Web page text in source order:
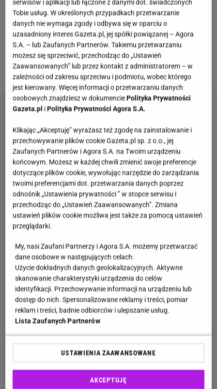
zobaczyć hotel, ulicę, plażę albo miasteczko, które
wcześniej oglądali w ulubionej produkcji. I trudno się
dziwić. Takie miejsca mają gotową atmosferę,
emocje i obietnicę, że przez chwilę można wejść do
świata znanego z ekranu.
serwisów i aplikacji lub łączone z danymi dot. świadczonych
Tobie usług. W określonych przypadkach przetwarzanie
danych nie wymaga zgody i odbywa się w oparciu o
uzasadniony interes Gazeta.pl, jej spółki powiązanej – Agora
S.A. – lub Zaufanych Partnerów. Takiemu przetwarzaniu
możesz się sprzeciwić, przechodząc do „Ustawień
Zaawansowanych” lub przez kontakt z administratorem – w
zależności od zakresu sprzeciwu i podmiotu, wobec którego
jest kierowany. Więcej informacji o przetwarzaniu danych
osobowych znajdziesz w dokumenciePolityka Prywatności
Gazeta.pl iPolityka Prywatności Agora S.A.
Klikając „Akceptuję” wyrażasz też zgodę na zainstalowanie i
przechowywanie plików cookie Gazeta.pl sp. z o.o., jej
Zaufanych Partnerów i Agora S.A. na Twoim urządzeniu
końcowym. Możesz w każdej chwili zmienić swoje preferencje
dotyczące plików cookie, wywołując narzędzie do zarządzania
twoimi preferencjami dot. przetwarzania danych poprzez
odnośnik „Ustawienia prywatności ” w stopce serwisu i
przechodząc do „Ustawień Zaawansowanych”. Zmiana
ustawień plików cookie możliwa jest także za pomocą ustawień
przeglądarki.
My, nasi Zaufani Partnerzy i Agora S.A. możemy przetwarzać
dane osobowe w następujących celach:
Użycie dokładnych danych geolokalizacyjnych. Aktywne
skanowanie charakterystyki urządzenia do celów
identyfikacji. Przechowywanie informacji na urządzeniu lub
dostęp do nich. Spersonalizowane reklamy i treści, pomiar
reklam i treści, badnie odbiorców i ulepszanie usług.
Lista Zaufanych Partnerów
USTAWIENIA ZAAWANSOWANE
AKCEPTUJĘ